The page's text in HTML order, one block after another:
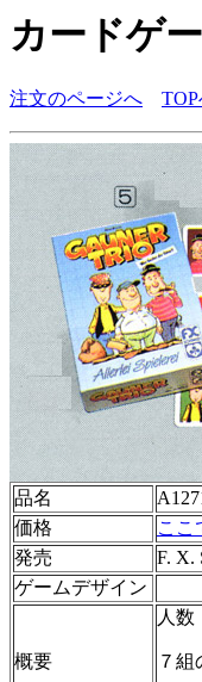
カードゲ
注文のページへ
品名
価格
ここ
発売
F. X.
ゲームデザイン
概要
人数
７